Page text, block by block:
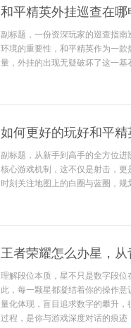
和平精英外挂巡查在
副标题，一份资深玩家的巡查指
环境的重要性，和平精英作为一
量，外挂的出现无疑破坏了这一
如何更好的玩好和平
副标题，从新手到高手的全方位
核心游戏机制，这不仅是射击，
时刻关注地图上的白圈与蓝圈，
王者荣耀怎么办星，
理解段位本质，星不只是数字段
此，每一颗星都凝结着你的操作
量化体现，盲目追求数字的攀升
过程，是你与游戏深度对话的痕